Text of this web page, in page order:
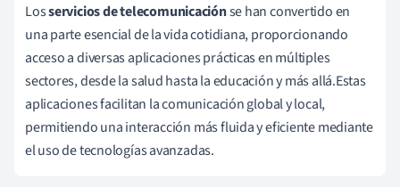
Losservicios de telecomunicaciónse han convertido en
una parte esencial de la vida cotidiana, proporcionando
acceso a diversas aplicaciones prácticas en múltiples
sectores, desde la salud hasta la educación y más allá.Estas
aplicaciones facilitan la comunicación global y local,
permitiendo una interacción más fluida y eficiente mediante
el uso de tecnologías avanzadas.